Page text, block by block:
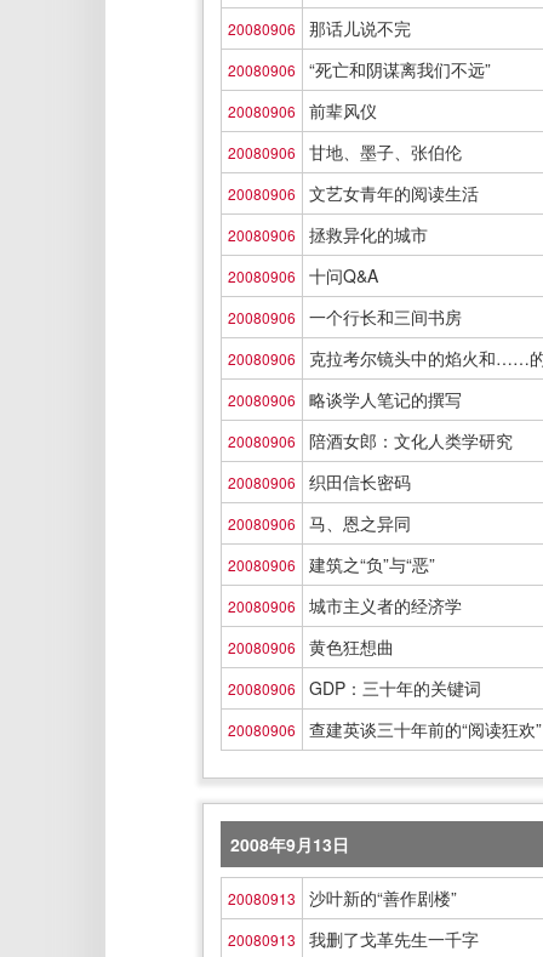
20080906 那话儿说不完
20080906 “死亡和阴谋离我们不远”
20080906 前辈风仪
20080906 甘地、墨子、张伯伦
20080906 文艺女青年的阅读生活
20080906 拯救异化的城市
20080906 十问Q&A
20080906 一个行长和三间书房
20080906 克拉考尔镜头中的焰火和……
20080906 略谈学人笔记的撰写
20080906 陪酒女郎：文化人类学研究
20080906 织田信长密码
20080906 马、恩之异同
20080906 建筑之“负”与“恶”
20080906 城市主义者的经济学
20080906 黄色狂想曲
20080906 GDP：三十年的关键词
20080906 查建英谈三十年前的“阅读狂欢”
2008年9月13日
20080913 沙叶新的“善作剧楼”
20080913 我删了戈革先生一千字